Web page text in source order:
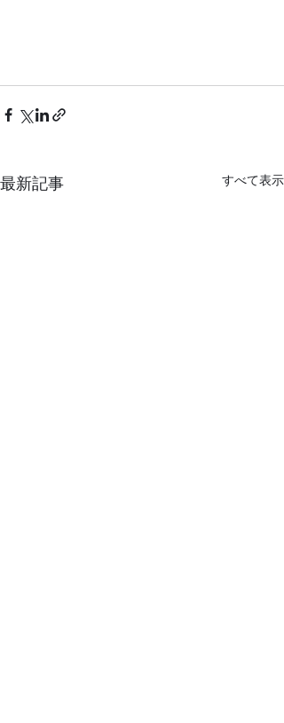
最新記事 すべて表示